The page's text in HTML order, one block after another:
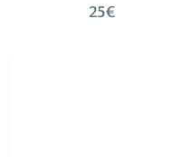
25€